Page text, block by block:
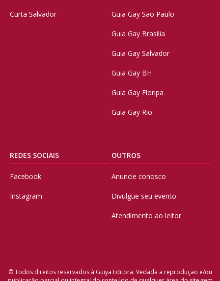
Curta Salvador Guia Gay São Paulo
Guia Gay Brasilia
Guia Gay Salvador
Guia Gay BH
Guia Gay Floripa
Guia Gay Rio
REDES SOCIAIS
Facebook
Instagram
OUTROS
Anuncie conosco
Divulgue seu evento
Atendimento ao leitor
© Todos direitos reservados à Guiya Editora. Vedada a reprodução e/ou